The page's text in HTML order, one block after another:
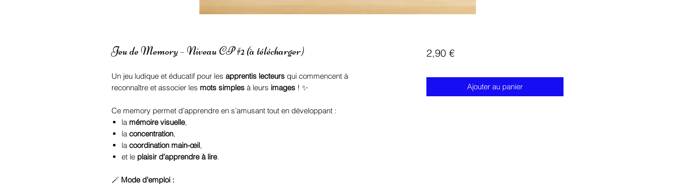
Jeu de Memory – Niveau CP #2 (à télécharger)
Un jeu ludique et éducatif pour les apprentis lecteurs qui commencent à
reconnaître et associer les mots simples à leurs images ! ✨
Ce memory permet d’apprendre en s’amusant tout en développant :
la mémoire visuelle,
la concentration,
la coordination main-œil,
et le plaisir d’apprendre à lire.
🪄 Mode d’emploi :
2,90 €Prix
Ajouter au panier